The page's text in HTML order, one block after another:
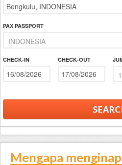
PAX PASSPORT
CHECK-IN CHECK-OUT
Mengapa